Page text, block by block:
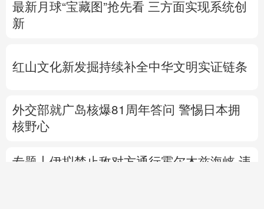
最新月球“宝藏图”抢先看 三方面实现系统创
新
红山文化新发掘持续补全中华文明实证链条
外交部就广岛核爆81周年答问 警惕日本拥
核野心
专题丨 伊拟禁止敌对方通行霍尔木兹海峡 违